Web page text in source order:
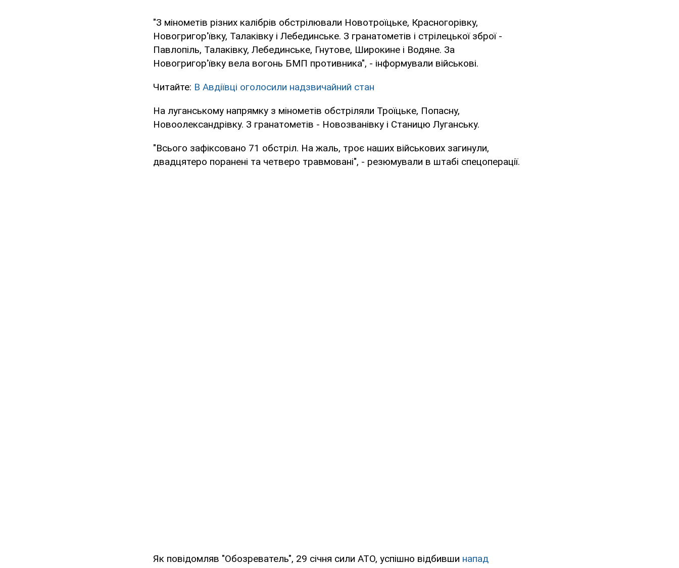
"З мінометів різних калібрів обстрілювали Новотроїцьке, Красногорівку,
Новогригор'ївку, Талаківку і Лебединське. З гранатометів і стрілецької зброї -
Павлопіль, Талаківку, Лебединське, Гнутове, Широкине і Водяне. За
Новогригор'ївку вела вогонь БМП противника", - інформували військові.
Читайте: В Авдіївці оголосили надзвичайний стан
На луганському напрямку з мінометів обстріляли Троїцьке, Попасну,
Новоолександрівку. З гранатометів - Новозванівку і Станицю Луганську.
"Всього зафіксовано 71 обстріл. На жаль, троє наших військових загинули,
двадцятеро поранені та четверо травмовані", - резюмували в штабі спецоперації.
Як повідомляв "Обозреватель", 29 січня сили АТО, успішно відбивши напад